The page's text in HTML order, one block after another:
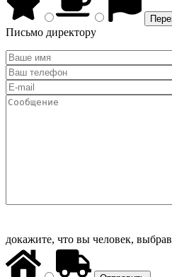
Письмо директору
докажите, что вы человек, выбрав